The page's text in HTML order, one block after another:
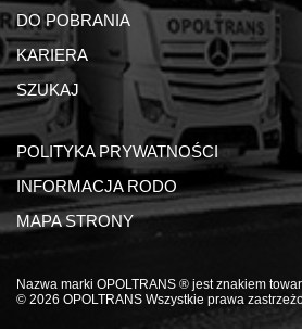
DO POBRANIA
KARIERA
SZUKAJ
POLITYKA PRYWATNOŚCI
INFORMACJA RODO
MAPA STRONY
Nazwa marki OPOLTRANS ® jest znakiem
© 2026 OPOLTRANS Wszystkie prawa